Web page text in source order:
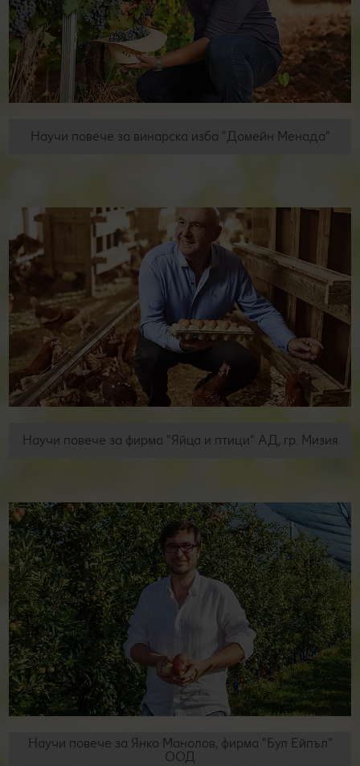
Научи повече за винарска изба "Домейн Менада"
Научи повече за фирма "Яйца и птици“ АД, гр. Мизия
Научи повече за Янко Манолов, фирма "Бул Ейпъл"
ООД